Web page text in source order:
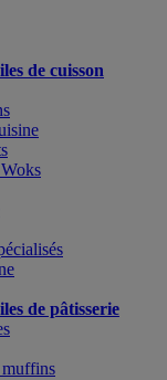
de cuisson
de pâtisserie